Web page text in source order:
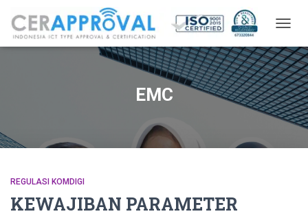
EMC
REGULASI KOMDIGI
KEWAJIBAN PARAMETER